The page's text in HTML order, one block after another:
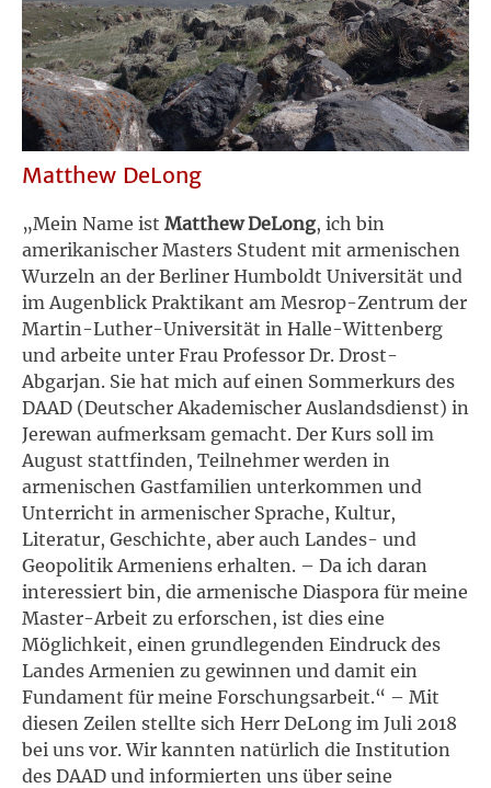
Matthew DeLong
„Mein Name ist Matthew DeLong, ich bin
amerikanischer Masters Student mit armenischen
Wurzeln an der Berliner Humboldt Universität und
im Augenblick Praktikant am Mesrop-Zentrum der
Martin-Luther-Universität in Halle-Wittenberg
und arbeite unter Frau Professor Dr. Drost-
Abgarjan. Sie hat mich auf einen Sommerkurs des
DAAD (Deutscher Akademischer Auslandsdienst) in
Jerewan aufmerksam gemacht. Der Kurs soll im
August stattfinden, Teilnehmer werden in
armenischen Gastfamilien unterkommen und
Unterricht in armenischer Sprache, Kultur,
Literatur, Geschichte, aber auch Landes- und
Geopolitik Armeniens erhalten. – Da ich daran
interessiert bin, die armenische Diaspora für meine
Master-Arbeit zu erforschen, ist dies eine
Möglichkeit, einen grundlegenden Eindruck des
Landes Armenien zu gewinnen und damit ein
Fundament für meine Forschungsarbeit.“ – Mit
diesen Zeilen stellte sich Herr DeLong im Juli 2018
bei uns vor. Wir kannten natürlich die Institution
des DAAD und informierten uns über seine